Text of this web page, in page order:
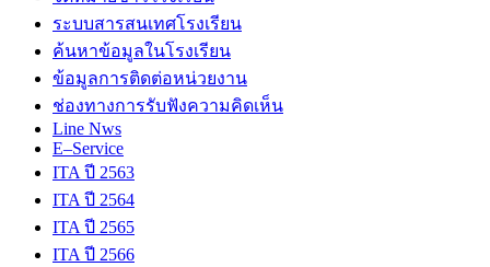
ระบบสารสนเทศโรงเรียน
ค้นหาข้อมูลในโรงเรียน
ข้อมูลการติดต่อหน่วยงาน
ช่องทางการรับฟังความคิดเห็น
Line Nws
E–Service
ITA ปี 2563
ITA ปี 2564
ITA ปี 2565
ITA ปี 2566